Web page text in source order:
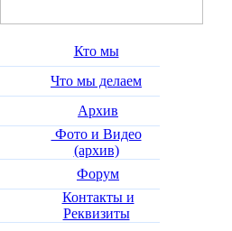
Кто мы
Что мы делаем
Архив
Фото и Видео
(архив)
Форум
Контакты и
Реквизиты